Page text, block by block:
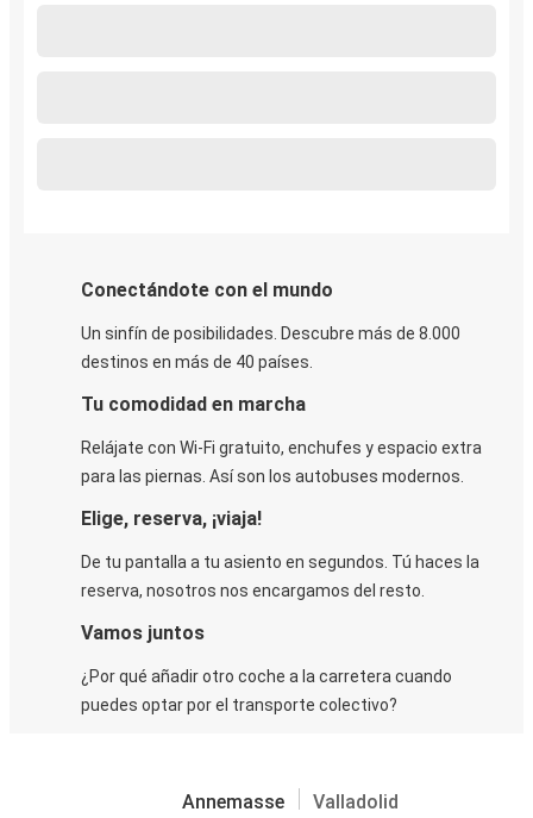
Conectándote con el mundo
Un sinfín de posibilidades. Descubre más de 8.000
destinos en más de 40 países.
Tu comodidad en marcha
Relájate con Wi-Fi gratuito, enchufes y espacio extra
para las piernas. Así son los autobuses modernos.
Elige, reserva, ¡viaja!
De tu pantalla a tu asiento en segundos. Tú haces la
reserva, nosotros nos encargamos del resto.
Vamos juntos
¿Por qué añadir otro coche a la carretera cuando
puedes optar por el transporte colectivo?
Annemasse Valladolid